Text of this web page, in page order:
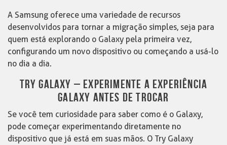
A Samsung oferece uma variedade de recursos
desenvolvidos para tornar a migração simples, seja para
quem está explorando o Galaxy pela primeira vez,
configurando um novo dispositivo ou começando a usá-lo
no dia a dia.
TRY GALAXY – EXPERIMENTE A EXPERIÊNCIA
GALAXY ANTES DE TROCAR
Se você tem curiosidade para saber como é o Galaxy,
pode começar experimentando diretamente no
dispositivo que já está em suas mãos. O Try Galaxy